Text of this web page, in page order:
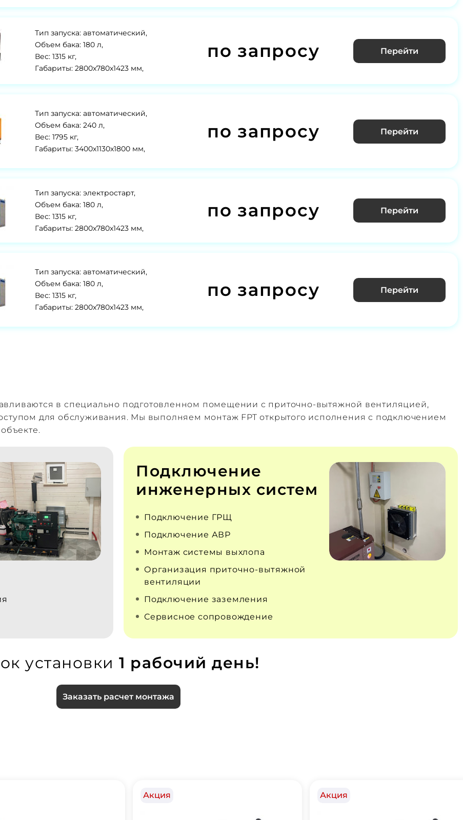
Тип запуска: автоматический,
Объем бака: 180 л,
Вес: 1315 кг,
Габариты: 2800x780x1423 мм,
по запросу Перейти
Тип запуска: автоматический,
Объем бака: 240 л,
Вес: 1795 кг,
Габариты: 3400x1130x1800 мм,
по запросу Перейти
Тип запуска: электростарт,
Объем бака: 180 л,
Вес: 1315 кг,
Габариты: 2800x780x1423 мм,
по запросу Перейти
Тип запуска: автоматический,
Объем бака: 180 л,
Вес: 1315 кг,
Габариты: 2800x780x1423 мм,
по запросу Перейти
в специально подготовленном помещении с приточно‑вытяжной вентиляцией,
для обслуживания. Мы выполняем монтаж FPT открытого исполнения с подключением
Подключение
инженерных систем
Подключение ГРЩ
Подключение АВР
Монтаж системы выхлопа
Организация приточно‑вытяжной
вентиляции
Подключение заземления
Сервисное сопровождение
установки 1 рабочий день!
Заказать расчет монтажа
Акция Акция